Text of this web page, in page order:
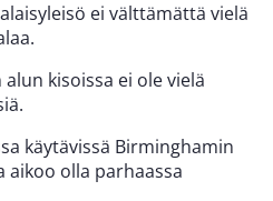
ei välttämättä vielä
kisoissa ei ole vielä
käytävissä Birminghamin
aikoo olla parhaassa